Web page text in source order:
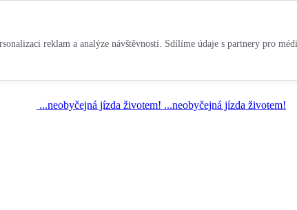
reklam a analýze návštěvnosti. Sdílíme údaje s partnery pro
...neobyčejná jízda životem! ...neobyčejná jízda životem!